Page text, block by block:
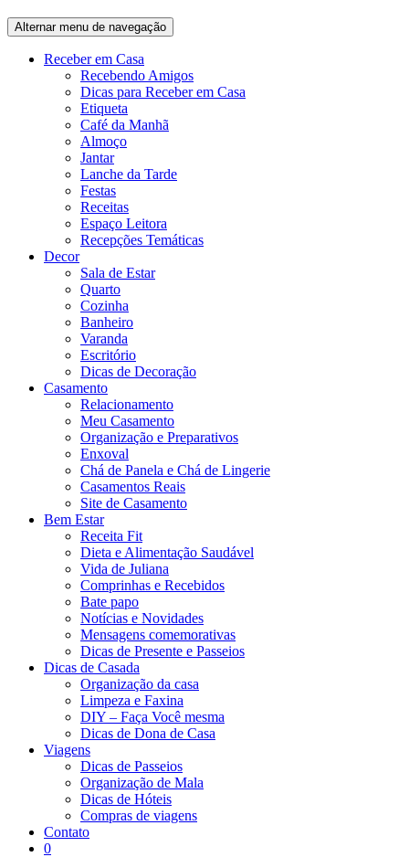
Alternar menu de navegação
Receber em Casa
Recebendo Amigos
Dicas para Receber em Casa
Etiqueta
Café da Manhã
Almoço
Jantar
Lanche da Tarde
Festas
Receitas
Espaço Leitora
Recepções Temáticas
Decor
Sala de Estar
Quarto
Cozinha
Banheiro
Varanda
Escritório
Dicas de Decoração
Casamento
Relacionamento
Meu Casamento
Organização e Preparativos
Enxoval
Chá de Panela e Chá de Lingerie
Casamentos Reais
Site de Casamento
Bem Estar
Receita Fit
Dieta e Alimentação Saudável
Vida de Juliana
Comprinhas e Recebidos
Bate papo
Notícias e Novidades
Mensagens comemorativas
Dicas de Presente e Passeios
Dicas de Casada
Organização da casa
Limpeza e Faxina
DIY – Faça Você mesma
Dicas de Dona de Casa
Viagens
Dicas de Passeios
Organização de Mala
Dicas de Hóteis
Compras de viagens
Contato
0